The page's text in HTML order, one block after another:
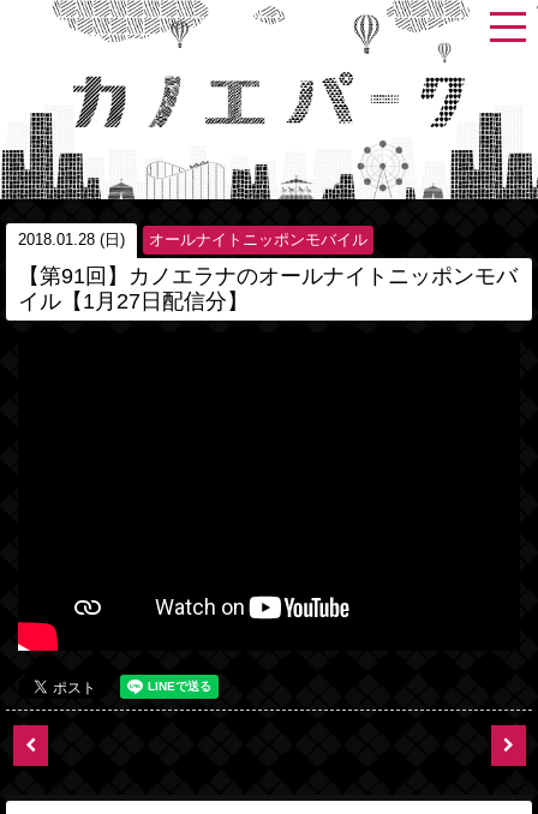
2018.01.28 (日) オールナイトニッポンモバイル
【第91回】カノエラナのオールナイトニッポンモバ
イル【1月27日配信分】